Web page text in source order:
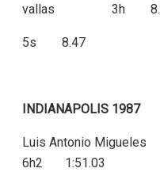
vallas 3h
5s 8.47
INDIANAPOLIS 1987
Luis Antonio
6h2 1:51.03